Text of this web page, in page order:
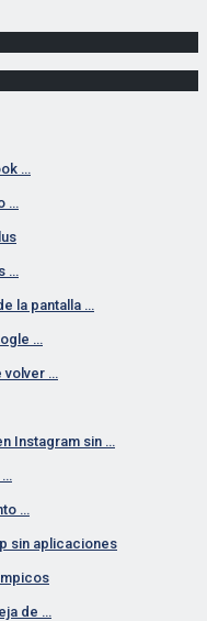
…
…
…
la pantalla …
…
volver …
Instagram sin …
…
…
sin aplicaciones
de …